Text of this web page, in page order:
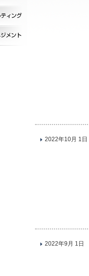
2022年10月 1日
2022年9月 1日